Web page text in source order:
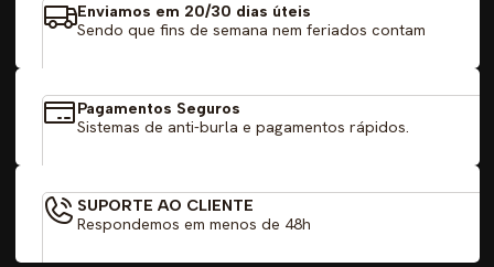
Enviamos em 20/30 dias úteis
Sendo que fins de semana nem feriados contam
Pagamentos Seguros
Sistemas de anti-burla e pagamentos rápidos.
SUPORTE AO CLIENTE
Respondemos em menos de 48h